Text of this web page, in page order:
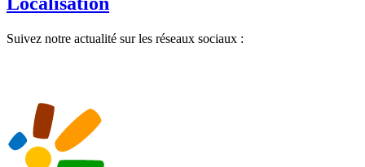
Suivez notre actualité sur les réseaux sociaux :